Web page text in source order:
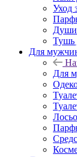
Уход
Тушь
Для
Для